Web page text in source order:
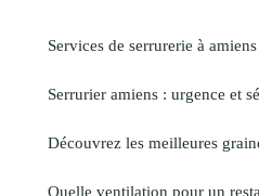
Services de serrurerie à
Serrurier amiens : urgence et
Découvrez les meilleures
Quelle ventilation pour un